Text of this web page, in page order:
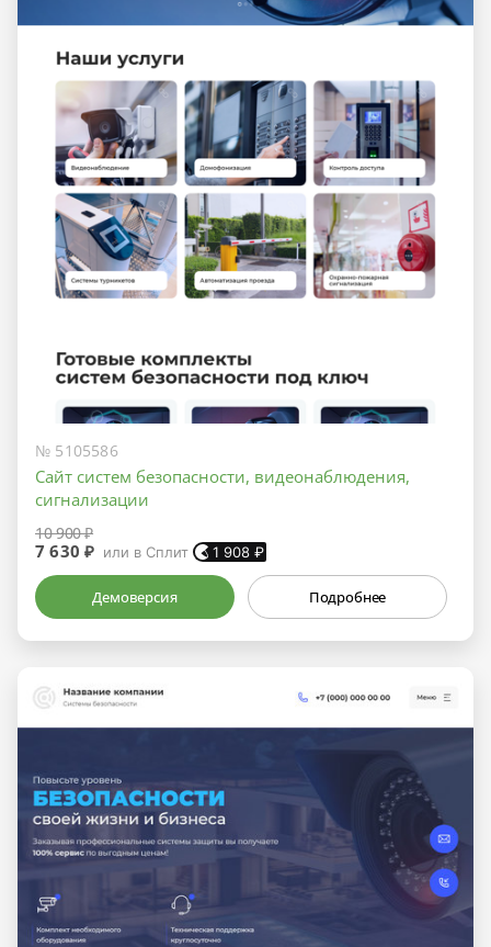
№ 5105586
Сайт систем безопасности, видеонаблюдения,
сигнализации
10 900 ₽
7 630 ₽ или в Сплит 1 908 ₽
Демоверсия Подробнее